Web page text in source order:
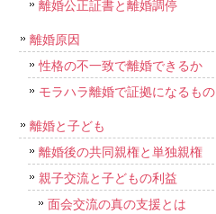
離婚公正証書と離婚調停
離婚原因
性格の不一致で離婚できるか
モラハラ離婚で証拠になるもの
離婚と子ども
離婚後の共同親権と単独親権
親子交流と子どもの利益
面会交流の真の支援とは